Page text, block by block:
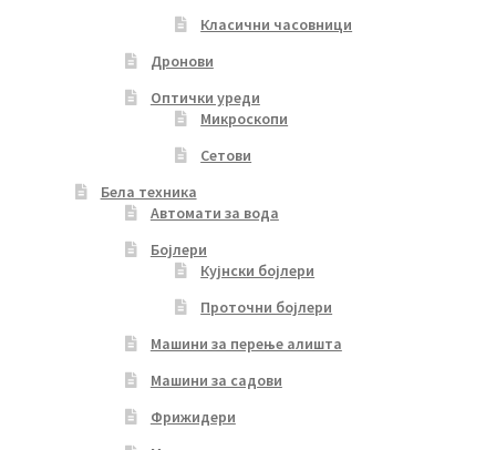
Класични часовници
Дронови
Оптички уреди
Микроскопи
Сетови
Бела техника
Автомати за вода
Бојлери
Кујнски бојлери
Проточни бојлери
Машини за перење алишта
Машини за садови
Фрижидери